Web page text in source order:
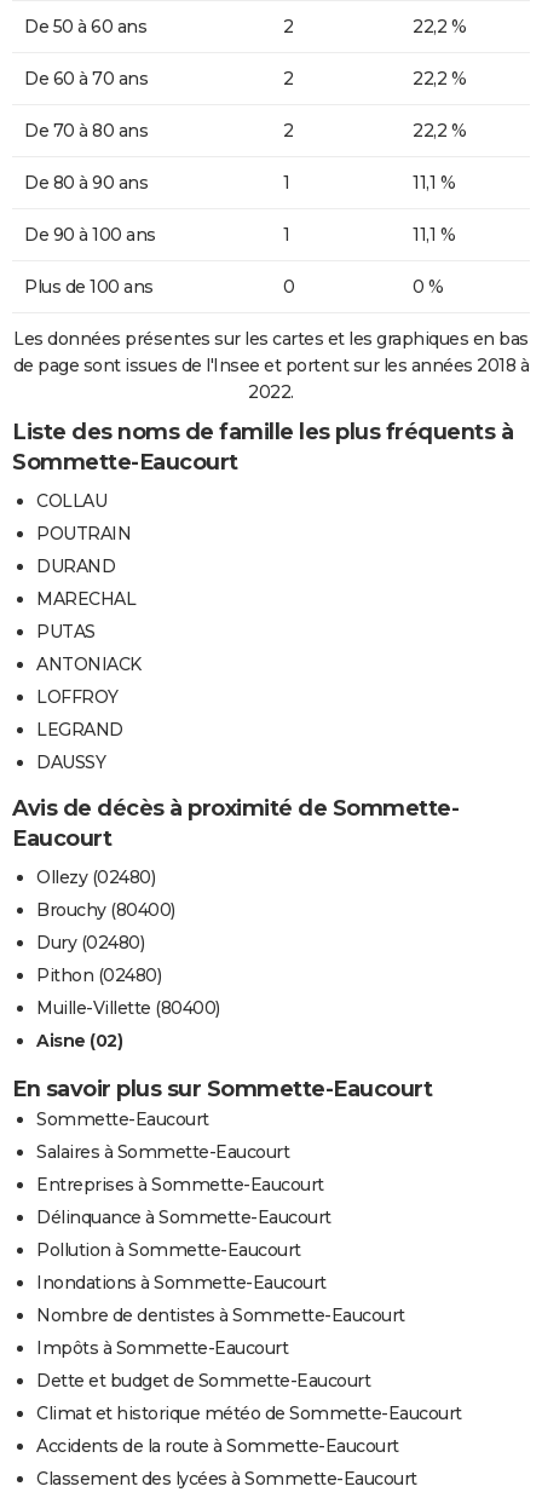
De 50 à 60 ans 2 22,2 %
De 60 à 70 ans 2 22,2 %
De 70 à 80 ans 2 22,2 %
De 80 à 90 ans 1 11,1 %
De 90 à 100 ans 1 11,1 %
Plus de 100 ans 0 0 %
Les données présentes sur les cartes et les graphiques en bas
de page sont issues de l'Insee et portent sur les années 2018 à
2022.
Liste des noms de famille les plus fréquents à
Sommette-Eaucourt
COLLAU
POUTRAIN
DURAND
MARECHAL
PUTAS
ANTONIACK
LOFFROY
LEGRAND
DAUSSY
Avis de décès à proximité de Sommette-
Eaucourt
Ollezy (02480)
Brouchy (80400)
Dury (02480)
Pithon (02480)
Muille-Villette (80400)
Aisne (02)
En savoir plus sur Sommette-Eaucourt
Sommette-Eaucourt
Salaires à Sommette-Eaucourt
Entreprises à Sommette-Eaucourt
Délinquance à Sommette-Eaucourt
Pollution à Sommette-Eaucourt
Inondations à Sommette-Eaucourt
Nombre de dentistes à Sommette-Eaucourt
Impôts à Sommette-Eaucourt
Dette et budget de Sommette-Eaucourt
Climat et historique météo de Sommette-Eaucourt
Accidents de la route à Sommette-Eaucourt
Classement des lycées à Sommette-Eaucourt